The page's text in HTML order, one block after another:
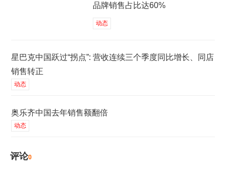
品牌销售占比达60%
动态
星巴克中国跃过“拐点”: 营收连续三个季度同比增长、同店
销售转正
动态
奥乐齐中国去年销售额翻倍
动态
评论0